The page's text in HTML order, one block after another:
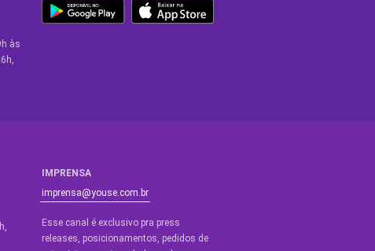
às
IMPRENSA
imprensa@youse.com.br
Esse canal é exclusivo pra press
releases, posicionamentos, pedidos de